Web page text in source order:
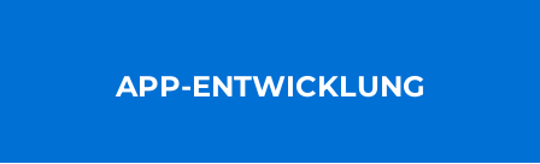
APP-ENTWICKLUNG